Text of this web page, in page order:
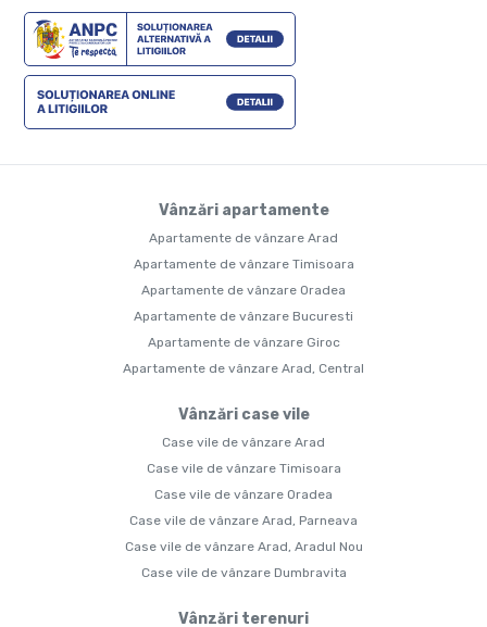
Vânzări apartamente
Apartamente de vânzare Arad
Apartamente de vânzare Timisoara
Apartamente de vânzare Oradea
Apartamente de vânzare Bucuresti
Apartamente de vânzare Giroc
Apartamente de vânzare Arad, Central
Vânzări case vile
Case vile de vânzare Arad
Case vile de vânzare Timisoara
Case vile de vânzare Oradea
Case vile de vânzare Arad, Parneava
Case vile de vânzare Arad, Aradul Nou
Case vile de vânzare Dumbravita
Vânzări terenuri